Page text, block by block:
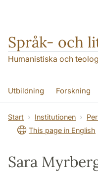
Språk- och
Humanistiska och
Utbildning Forskning
SOL-husen Kontakt
översättning till svenska
Start Institutionen
This page in English
Sara